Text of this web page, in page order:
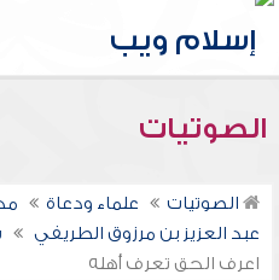
الصوتيات
الصوتيات علماء ودعاة
عبد العزيز بن مرزوق الطريفي
اعرف الحق تعرف أهله